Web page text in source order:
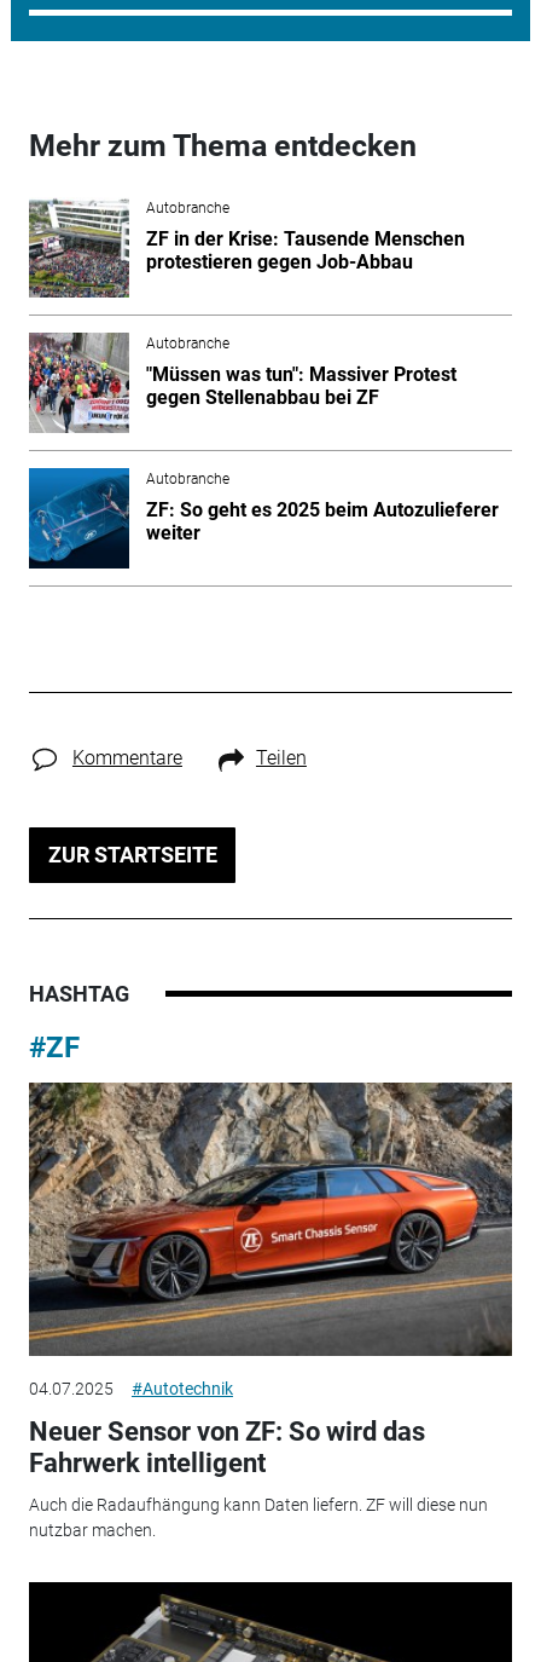
Mehr zum Thema entdecken
Autobranche
ZF in der Krise: Tausende Menschen
protestieren gegen Job-Abbau
Autobranche
"Müssen was tun": Massiver Protest
gegen Stellenabbau bei ZF
Autobranche
ZF: So geht es 2025 beim Autozulieferer
weiter
Kommentare Teilen
ZUR STARTSEITE
HASHTAG
#ZF
04.07.2025 #Autotechnik
Neuer Sensor von ZF: So wird das
Fahrwerk intelligent
Auch die Radaufhängung kann Daten liefern. ZF will diese nun
nutzbar machen.